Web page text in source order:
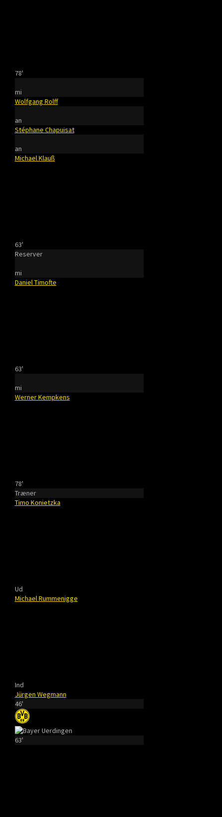
78'
mi
Wolfgang Rolff
an
Stéphane Chapuisat
an
Michael Klauß
63'
Reserver
mi
Daniel Timofte
63'
mi
Werner Kempkens
78'
Træner
Timo Konietzka
Ud
Michael Rummenigge
Ind
Jürgen Wegmann
46'
63'